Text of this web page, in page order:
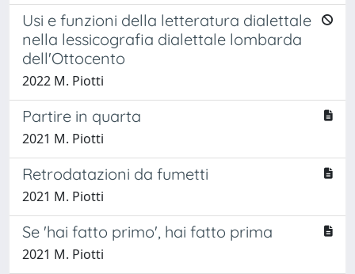
Usi e funzioni della letteratura dialettale
nella lessicografia dialettale lombarda
dell'Ottocento
2022 M. Piotti
Partire in quarta
2021 M. Piotti
Retrodatazioni da fumetti
2021 M. Piotti
Se 'hai fatto primo', hai fatto prima
2021 M. Piotti